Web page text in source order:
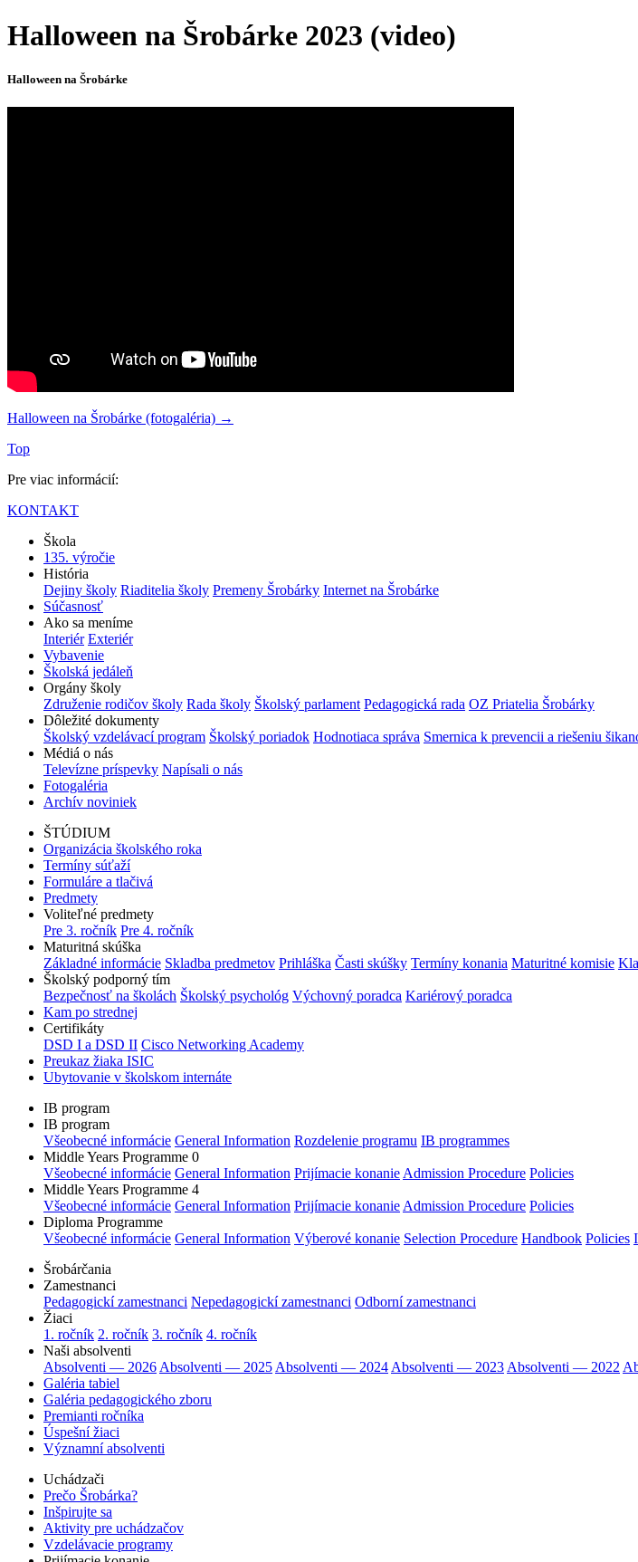
Halloween na Šrobárke 2023 (video)
Halloween na Šrobárke
Halloween na Šrobárke (fotogaléria) →
Top
Pre viac informácií:
KONTAKT
Škola
135. výročie
História
Dejiny školy Riaditelia školy Premeny Šrobárky Internet na Šrobárke
Súčasnosť
Ako sa meníme
Interiér Exteriér
Vybavenie
Školská jedáleň
Orgány školy
Združenie rodičov školy Rada školy Školský parlament Pedagogická rada OZ Priatelia Šrobárky
Dôležité dokumenty
Školský vzdelávací program Školský poriadok Hodnotiaca správa Smernica k prevencii a riešeniu
Médiá o nás
Televízne príspevky Napísali o nás
Fotogaléria
Archív noviniek
ŠTÚDIUM
Organizácia školského roka
Termíny súťaží
Formuláre a tlačivá
Predmety
Voliteľné predmety
Pre 3. ročník Pre 4. ročník
Maturitná skúška
Základné informácie Skladba predmetov Prihláška Časti skúšky Termíny konania Maturitné komisie
Školský podporný tím
Bezpečnosť na školách Školský psychológ Výchovný poradca Kariérový poradca
Kam po strednej
Certifikáty
DSD I a DSD II Cisco Networking Academy
Preukaz žiaka ISIC
Ubytovanie v školskom internáte
IB program
IB program
Všeobecné informácie General Information Rozdelenie programu IB programmes
Middle Years Programme 0
Všeobecné informácie General Information Prijímacie konanieAdmission Procedure Policies
Middle Years Programme 4
Všeobecné informácie General Information Prijímacie konanieAdmission Procedure Policies
Diploma Programme
Všeobecné informácie General Information Výberové konanie Selection Procedure Handbook Policies
Šrobárčania
Zamestnanci
Pedagogickí zamestnanci Nepedagogickí zamestnanci Odborní zamestnanci
Žiaci
1. ročník 2. ročník 3. ročník 4. ročník
Naši absolventi
Absolventi — 2026Absolventi — 2025Absolventi — 2024Absolventi — 2023Absolventi — 2022
Galéria tabiel
Galéria pedagogického zboru
Premianti ročníka
Úspešní žiaci
Významní absolventi
Uchádzači
Prečo Šrobárka?
Inšpirujte sa
Aktivity pre uchádzačov
Vzdelávacie programy